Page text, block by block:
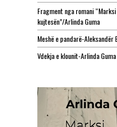
Fragment nga romani
kujtesën”/Arlinda Guma
Meshë e pandarë-Aleksandër
Vdekja e klounit-Arlinda Guma